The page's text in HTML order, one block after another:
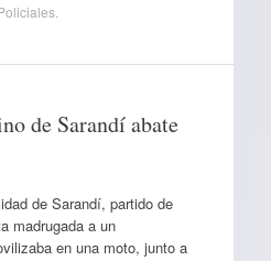
.
de Sarandí abate
de Sarandí, partido de
madrugada a un
en una moto, junto a